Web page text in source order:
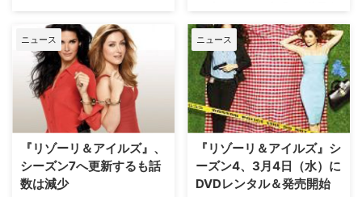
ズ』。その100話目の監督を、リ
ゾーリ役のアンジー・ハーモンが
務めることが分かった。米
Varietyが報じている。 【関連記
事】一番稼いでいるのは誰!? ド
ラマ俳優の気になる出演料、おい
くらでしょう？ ＜後編＞ アン
ジーも１エピソード当たりの出演
料が凄い！ 「私…
ることが決定した。 【関連記
事】もしもリゾーリとアイルズ、
吹き替える役が逆だったら？ 朴
路美＆井上喜久子が『リゾーリ＆
アイルズ』を語りまくる!! ボスト
ン市警察に勤務する刑事ジェー
ン・リゾーリ（アンジー・ハーモ
ン）と、ジェーンの親…
ニュース
『リゾーリ＆アイルズ』、
シーズン7へ更新するも話
数は減少
ニュース
『リゾーリ＆アイルズ』シ
ーズン4、3月4日（水）に
DVDレンタル＆発売開始